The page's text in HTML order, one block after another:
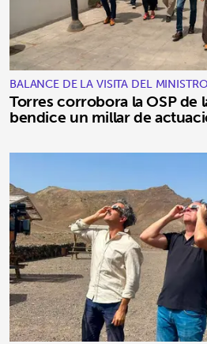
BALANCE DE LA VISITA DEL MINISTRO
Torres corrobora la OSP de
bendice un millar de